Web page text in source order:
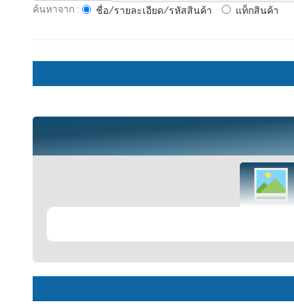
ค้นหาจาก :
ชื่อ/รายละเอียด/รหัสสินค้า แท็กสินค้า